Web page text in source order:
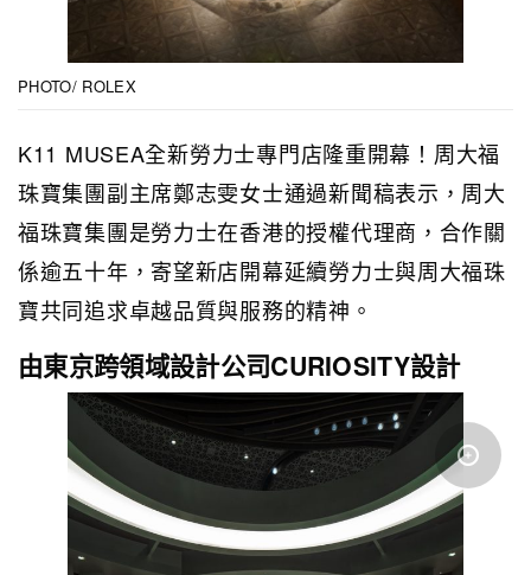
PHOTO/ ROLEX
K11 MUSEA全新勞力士專門店隆重開幕！周大福
珠寶集團副主席鄭志雯女士通過新聞稿表示，周大
福珠寶集團是勞力士在香港的授權代理商，合作關
係逾五十年，寄望新店開幕延續勞力士與周大福珠
寶共同追求卓越品質與服務的精神。
由東京跨領域設計公司CURIOSITY設計